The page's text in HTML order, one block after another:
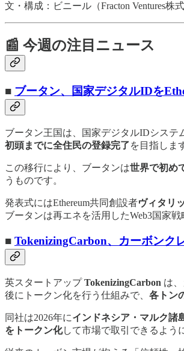
文・構成：ビニール（Fracton Ventures株式
📰 今週の注目ニュース
■ ブータン、国家デジタルIDを
ブータン王国は、国家デジタルIDシステ
初頭までに全住民の登録完了を目指しま
この移行により、ブータンは世界で初め
うものです。
発表式にはEthereum共同創設者ヴィタリ
ブータンは再エネを活用したWeb3国家
■ TokenizingCarbon、カーボンク
英スタートアップTokenizingCarbon は
後にトークン化を行う仕組みで、 各トン
同社は2026年にインドネシア・マルク諸
をトークン化して市場で取引できるよう